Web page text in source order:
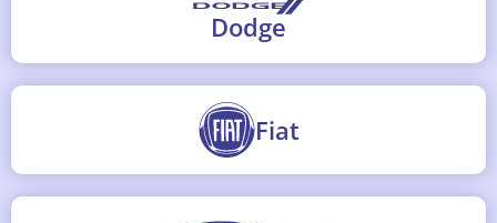
Dodge
Fiat